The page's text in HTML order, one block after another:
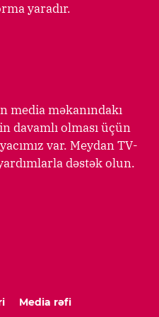
yaradır.
media məkanındakı
davamlı olması üçün
var. Meydan TV-
dəstək olun.
Media rəfi